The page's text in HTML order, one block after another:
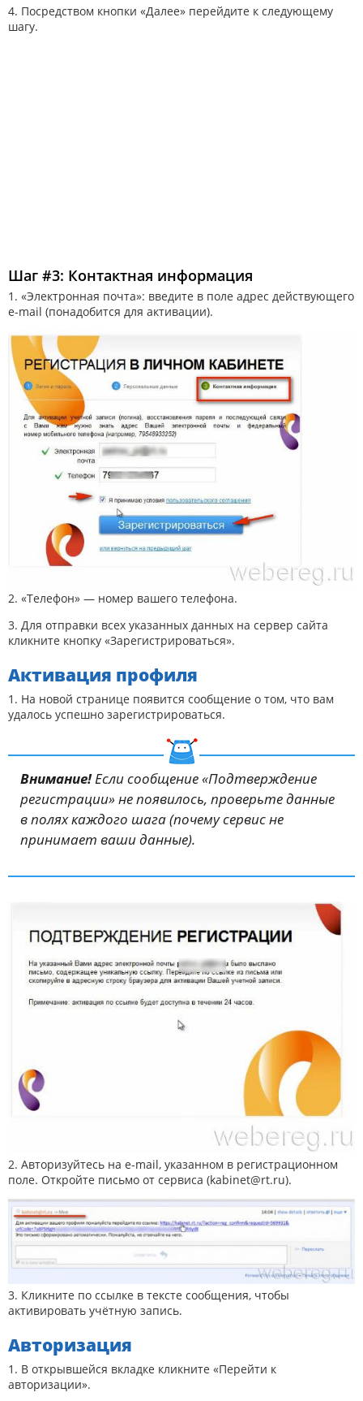
4. Посредством кнопки «Далее» перейдите к следующему
шагу.
Шаг #3: Контактная информация
1. «Электронная почта»: введите в поле адрес действующего
e-mail (понадобится для активации).
2. «Телефон» — номер вашего телефона.
3. Для отправки всех указанных данных на сервер сайта
кликните кнопку «Зарегистрироваться».
Активация профиля
1. На новой странице появится сообщение о том, что вам
удалось успешно зарегистрироваться.
Внимание!Если сообщение «Подтверждение
регистрации» не появилось, проверьте данные
в полях каждого шага (почему сервис не
принимает ваши данные).
2. Авторизуйтесь на e-mail, указанном в регистрационном
поле. Откройте письмо от сервиса (kabinet@rt.ru).
3. Кликните по ссылке в тексте сообщения, чтобы
активировать учётную запись.
Авторизация
1. В открывшейся вкладке кликните «Перейти к
авторизации».